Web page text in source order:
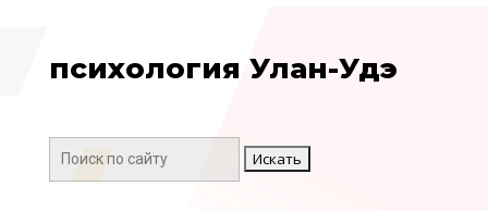
психология Улан-Удэ
Поиск: